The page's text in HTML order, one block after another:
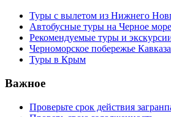
Туры с вылетом из Нижнего
Автобусные туры на Черное
Рекомендуемые туры и
Черноморское побережье Кавказа
Туры в Крым
Важное
Проверьте срок действия